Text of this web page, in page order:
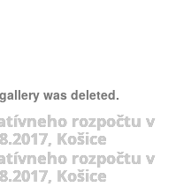
was deleted.
rozpočtu v
Košice
rozpočtu v
Košice